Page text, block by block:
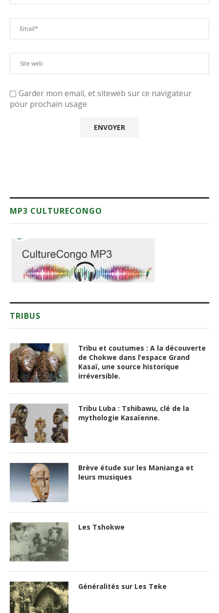
Garder mon email, et siteweb sur ce navigateur
pour prochain usage
MP3 CULTURECONGO
TRIBUS
Tribu et coutumes : A la découverte
de Chokwe dans l’espace Grand
Kasaï, une source historique
irréversible.
Tribu Luba : Tshibawu, clé de la
mythologie Kasaïenne.
Brève étude sur les Manianga et
leurs musiques
Les Tshokwe
Généralités sur Les Teke